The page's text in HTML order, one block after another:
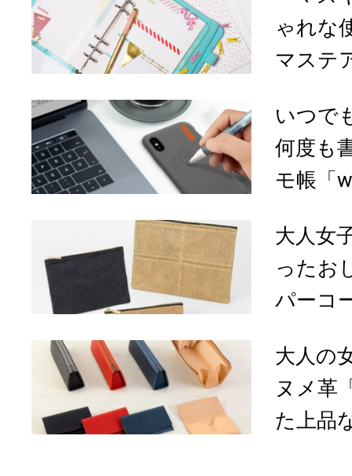
ゃれな
マステ
いつで
何度も
モ帳「
大人女
ったお
パーコ
大人の
ヌメ革
た上品